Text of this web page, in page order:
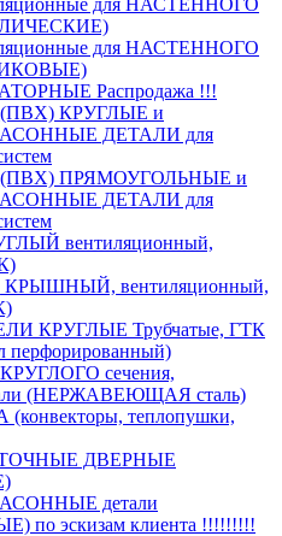
для НАСТЕННОГО
для НАСТЕННОГО
Распродажа !!!
КРУГЛЫЕ и
ДЕТАЛИ для
ПРЯМОУГОЛЬНЫЕ и
ДЕТАЛИ для
вентиляционный,
вентиляционный,
КРУГЛЫЕ Трубчатые, ГТК
перфорированный)
сечения,
(НЕРЖАВЕЮЩАЯ сталь)
теплопушки,
ДВЕРНЫЕ
детали
эскизам клиента !!!!!!!!!